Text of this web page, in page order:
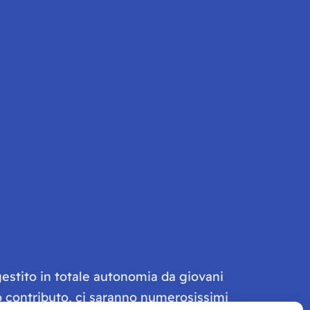
in totale autonomia da giovani
ci saranno numerosissimi